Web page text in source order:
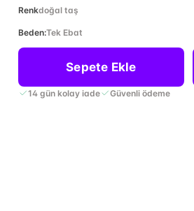
Renkdoğal taş
Beden:Tek Ebat
Sepete Ekle
14 gün kolay iade Güvenli ödeme